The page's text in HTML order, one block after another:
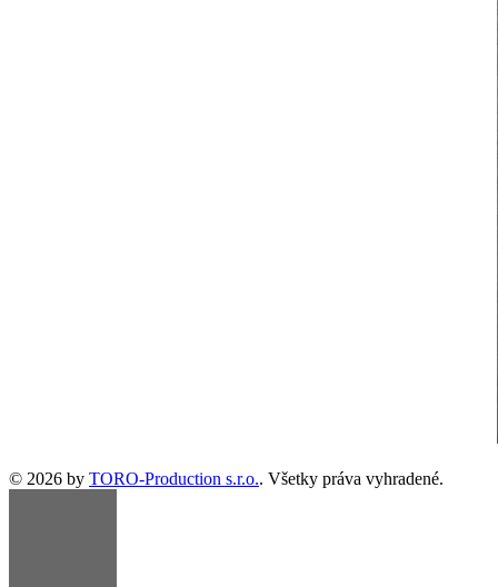
© 2026 by TORO-Production s.r.o.. Všetky práva vyhradené.